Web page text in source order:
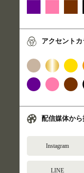
アクセント
配信媒体から
Instagram
LINE